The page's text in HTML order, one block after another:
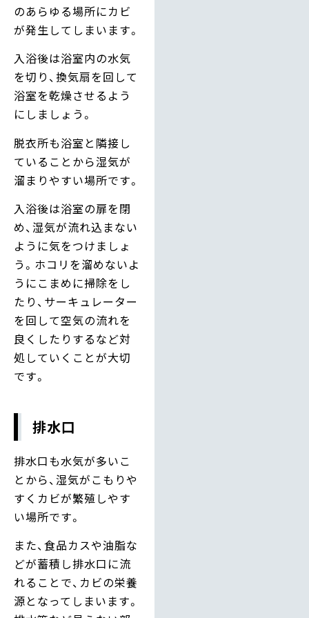
のあらゆる場所にカビ
が発生してしまいます。
入浴後は浴室内の水気
を切り、換気扇を回して
浴室を乾燥させるよう
にしましょう。
脱衣所も浴室と隣接し
ていることから湿気が
溜まりやすい場所です。
入浴後は浴室の扉を閉
め、湿気が流れ込まない
ように気をつけましょ
う。ホコリを溜めないよ
うにこまめに掃除をし
たり、サーキュレーター
を回して空気の流れを
良くしたりするなど対
処していくことが大切
です。
排水口
排水口も水気が多いこ
とから、湿気がこもりや
すくカビが繁殖しやす
い場所です。
また、食品カスや油脂な
どが蓄積し排水口に流
れることで、カビの栄養
源となってしまいます。